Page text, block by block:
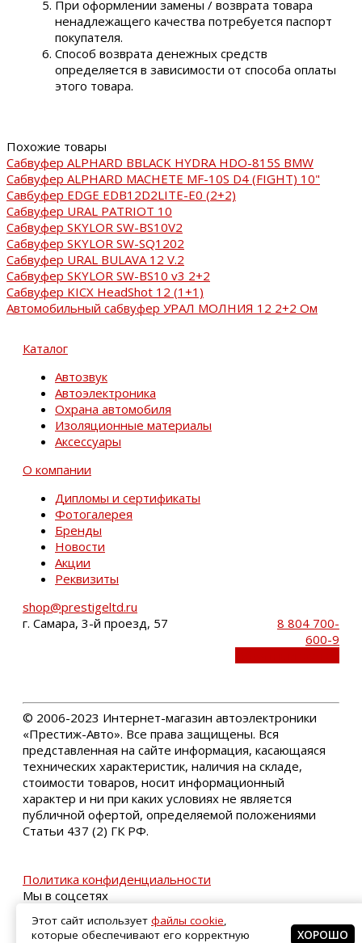
При оформлении замены / возврата товара
ненадлежащего качества потребуется паспорт
покупателя.
Способ возврата денежных средств
определяется в зависимости от способа оплаты
этого товара.
Похожие товары
Сабвуфер ALPHARD BBLACK HYDRA HDO-815S BMW
Сабвуфер ALPHARD MACHETE MF-10S D4 (FIGHT) 10"
Савбуфер EDGE EDB12D2LITE-E0 (2+2)
Сабвуфер URAL PATRIOT 10
Сабвуфер SKYLOR SW-BS10V2
Сабвуфер SKYLOR SW-SQ1202
Сабвуфер URAL BULAVA 12 V.2
Сабвуфер SKYLOR SW-BS10 v3 2+2
Сабвуфер KICX HeadShot 12 (1+1)
Автомобильный сабвуфер УРАЛ МОЛНИЯ 12 2+2 Ом
Каталог
Автозвук
Автоэлектроника
Охрана автомобиля
Изоляционные материалы
Аксессуары
О компании
Дипломы и сертификаты
Фотогалерея
Бренды
Новости
Акции
Реквизиты
shop@prestigeltd.ru
г. Самара, 3-й проезд, 57
8 804 700-
600-9
© 2006-2023 Интернет-магазин автоэлектроники
«Престиж-Авто». Все права защищены. Вся
представленная на сайте информация, касающаяся
технических характеристик, наличия на складе,
стоимости товаров, носит информационный
характер и ни при каких условиях не является
публичной офертой, определяемой положениями
Статьи 437 (2) ГК РФ.
Политика конфиденциальности
Мы в соцсетях
Этот сайт использует файлы cookie,
которые обеспечивают его корректную
ХОРОШО